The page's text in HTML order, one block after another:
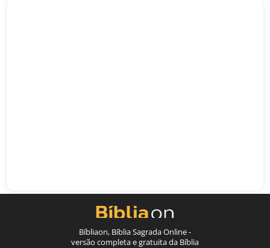
Bíbliaon, Bíblia Sagrada Online -
versão completa e gratuita da Bíblia